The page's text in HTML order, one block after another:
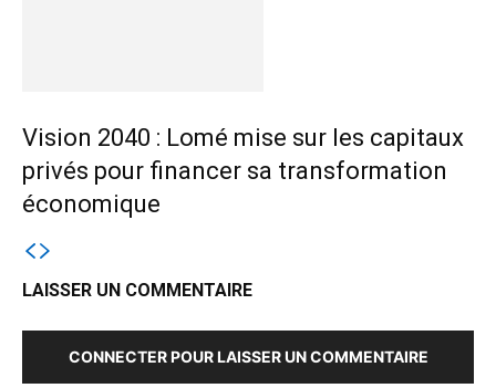
Vision 2040 : Lomé mise sur les capitaux
privés pour financer sa transformation
économique
LAISSER UN COMMENTAIRE
CONNECTER POUR LAISSER UN COMMENTAIRE